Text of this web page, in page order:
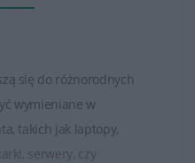
się do różnorodnych
wymieniane w
takich jak laptopy,
serwery, czy